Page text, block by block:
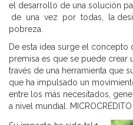
el desarrollo de una solución
de una vez por todas, la
pobreza.
De esta idea surge el concepto
premisa es que se puede
través de una herramienta que
que ha impulsado un
entre los más necesitados,
a nivel mundial. MICROCRÉDITO